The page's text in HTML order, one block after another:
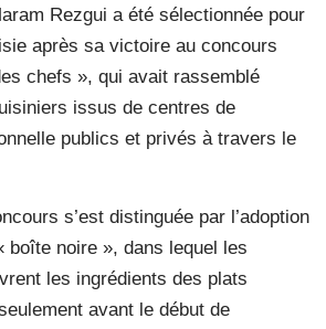
Rezgui a été sélectionnée pour
après sa victoire au concours
chefs », qui avait rassemblé
issus de centres de
publics et privés à travers le
s’est distinguée par l’adoption
boîte noire », dans lequel les
les ingrédients des plats
avant le début de